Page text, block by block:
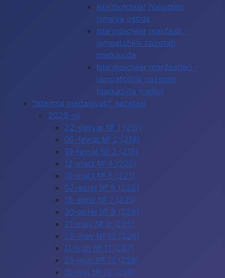
Iste’molchilar huquqlari
himoya ostida
Iste'molchilar manfaati -
jamoatchilik nazorati
markazida
Iste'molchilar manfaatlari -
jamoatchilik nazorati
markazida (radio)
"Iste’mol madaniyati" gazetasi
2026-yil
22-yanvar № 1 (217)
05-fevral № 2 (218)
19-fevral № 3 (219)
12-mart № 4 (220)
19-mart № 5 (221)
02-aprel № 6 (222)
16-aprel № 7 (223)
30-aprel № 8 (224)
21-may № 9 (225)
25-may № 10 (226)
11-iyun № 11 (227)
25-iyun № 12 (228)
15-iyul № 13 (229)